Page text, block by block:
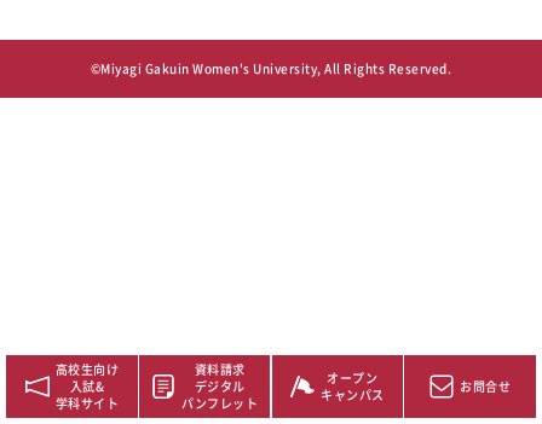
©Miyagi Gakuin Women's University, All Rights Reserved.
高校生向け
入試&
学科サイト
資料請求
デジタル
パンフレット
オープン
キャンパス
お問合せ